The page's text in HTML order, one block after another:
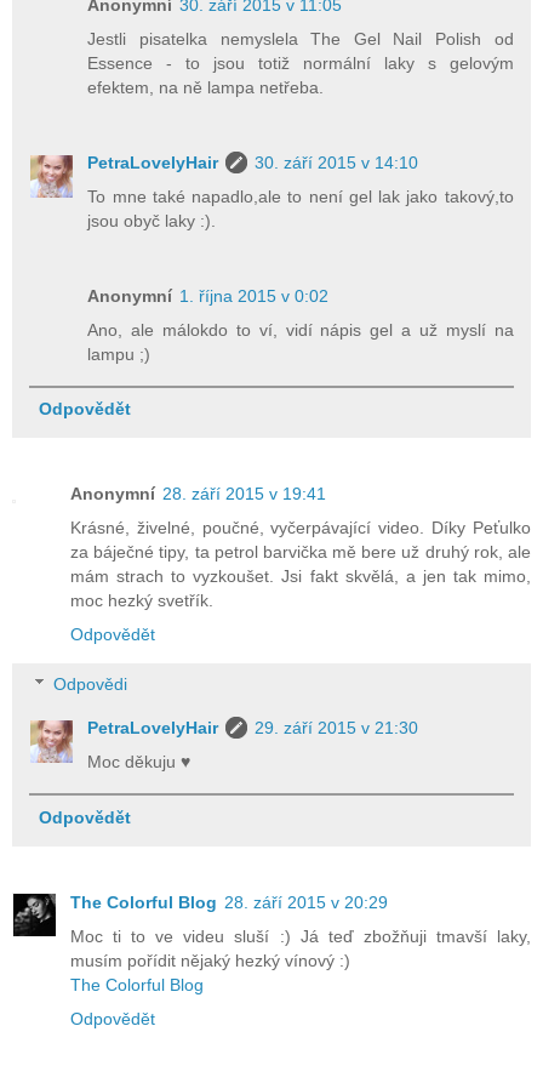
Anonymní 30. září 2015 v 11:05
Jestli pisatelka nemyslela The Gel Nail Polish od
Essence - to jsou totiž normální laky s gelovým
efektem, na ně lampa netřeba.
PetraLovelyHair
30. září 2015 v 14:10
To mne také napadlo,ale to není gel lak jako takový,to
jsou obyč laky :).
Anonymní 1. října 2015 v 0:02
Ano, ale málokdo to ví, vidí nápis gel a už myslí na
lampu ;)
Odpovědět
Anonymní 28. září 2015 v 19:41
Krásné, živelné, poučné, vyčerpávající video. Díky Peťulko
za báječné tipy, ta petrol barvička mě bere už druhý rok, ale
mám strach to vyzkoušet. Jsi fakt skvělá, a jen tak mimo,
moc hezký svetřík.
Odpovědět
Odpovědi
PetraLovelyHair
29. září 2015 v 21:30
Moc děkuju ♥
Odpovědět
The Colorful Blog 28. září 2015 v 20:29
Moc ti to ve videu sluší :) Já teď zbožňuji tmavší laky,
musím pořídit nějaký hezký vínový :)
The Colorful Blog
Odpovědět